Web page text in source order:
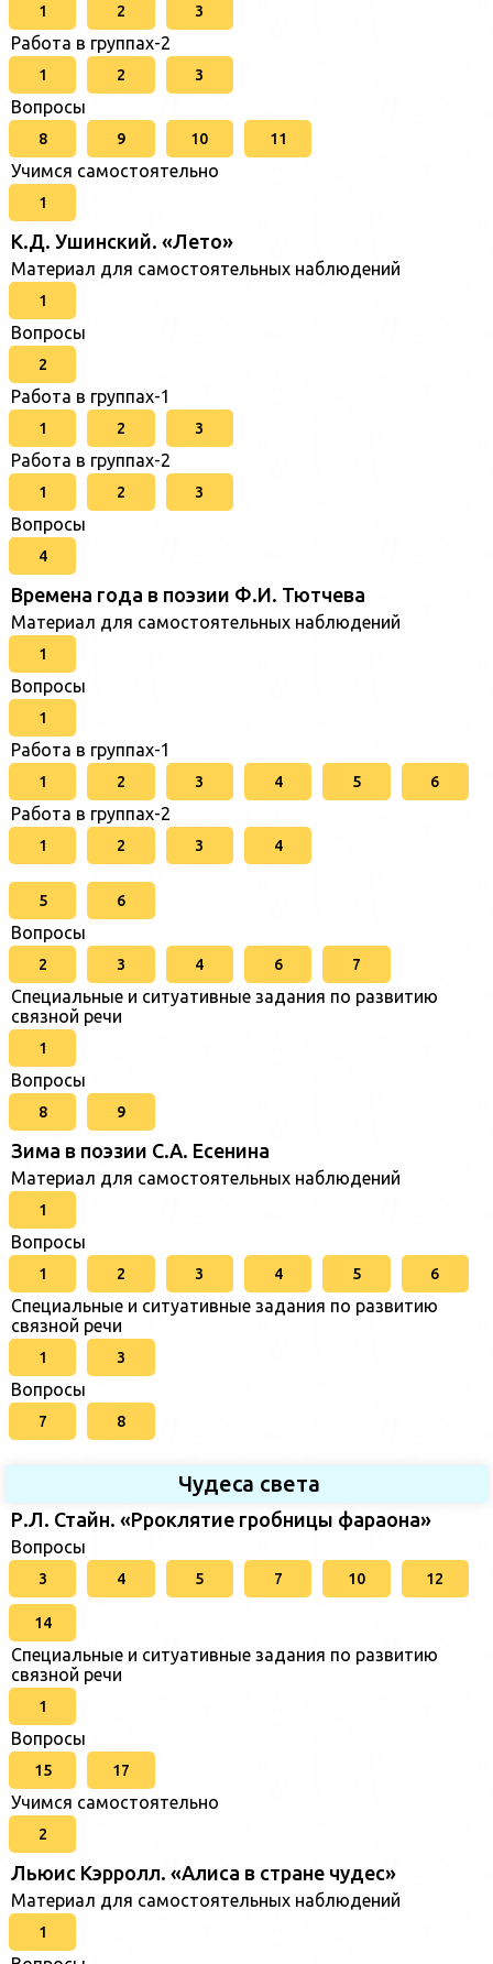
1 2 3
Работа в группах-2
1 2 3
Вопросы
8 9 10 11
Учимся самостоятельно
1
К.Д. Ушинский. «Лето»
Материал для самостоятельных наблюдений
1
Вопросы
2
Работа в группах-1
1 2 3
Работа в группах-2
1 2 3
Вопросы
4
Времена года в поэзии Ф.И. Тютчева
Материал для самостоятельных наблюдений
1
Вопросы
1
Работа в группах-1
1 2 3 4 5 6
Работа в группах-2
1 2 3 4
5 6
Вопросы
2 3 4 6 7
Специальные и ситуативные задания по развитию
связной речи
1
Вопросы
8 9
Зима в поэзии С.А. Есенина
Материал для самостоятельных наблюдений
1
Вопросы
1 2 3 4 5 6
Специальные и ситуативные задания по развитию
связной речи
1 3
Вопросы
7 8
Чудеса света
Р.Л. Стайн. «Рроклятие гробницы фараона»
Вопросы
3 4 5 7 10 12
14
Специальные и ситуативные задания по развитию
связной речи
1
Вопросы
15 17
Учимся самостоятельно
2
Льюис Кэрролл. «Алиса в стране чудес»
Материал для самостоятельных наблюдений
1